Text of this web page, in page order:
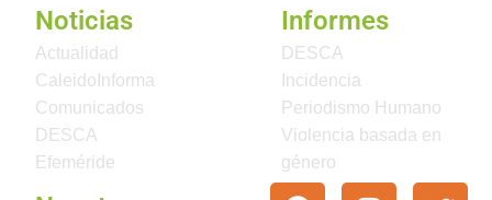
Noticias
Actualidad
CaleidoInforma
Comunicados
DESCA
Efeméride
Informes
DESCA
Incidencia
Periodismo Humano
Violencia basada en
género